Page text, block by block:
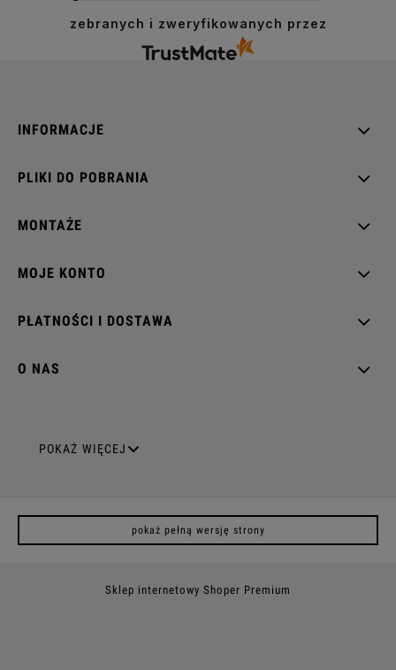
zebranych i zweryfikowanych przez
INFORMACJE
PLIKI DO POBRANIA
MONTAŻE
MOJE KONTO
PŁATNOŚCI I DOSTAWA
O NAS
GNIAZDA ELEKTRYCZNE
Gniazda podwójne z uziemieniem
POKAŻ WIĘCEJ
pokaż pełną wersję strony
Sklep internetowy Shoper Premium